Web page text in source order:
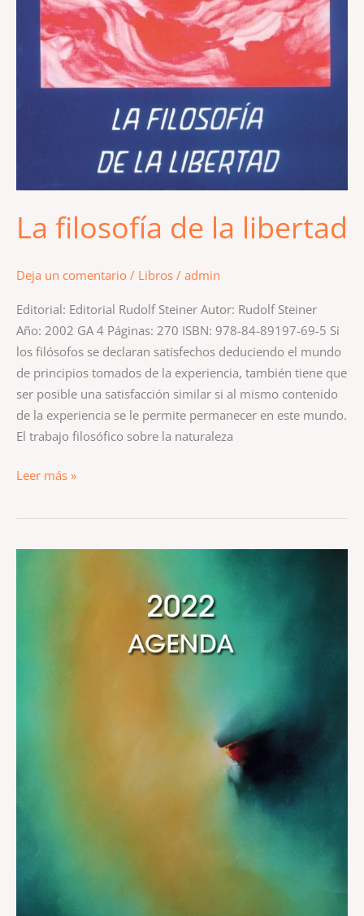
La filosofía de la libertad
Deja un comentario / Libros / admin
Editorial: Editorial Rudolf Steiner Autor: Rudolf Steiner
Año: 2002 GA 4 Páginas: 270 ISBN: 978-84-89197-69-5 Si
los filósofos se declaran satisfechos deduciendo el mundo
de principios tomados de la experiencia, también tiene que
ser posible una satisfacción similar si al mismo contenido
de la experiencia se le permite permanecer en este mundo.
El trabajo filosófico sobre la naturaleza
Leer más »